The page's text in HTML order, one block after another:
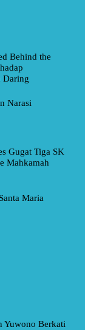
Behind the
Daring
Narasi
Gugat Tiga SK
Mahkamah
Maria
Yuwono Berkati